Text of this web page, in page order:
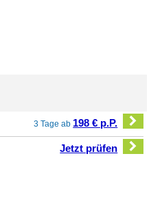
3 Tage ab 198 € p.P.
Jetzt prüfen